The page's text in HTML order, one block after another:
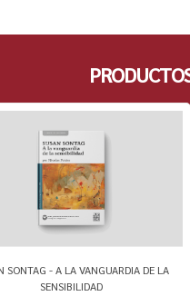
SONTAG - A LA VANGUARDIA DE LA
SENSIBILIDAD